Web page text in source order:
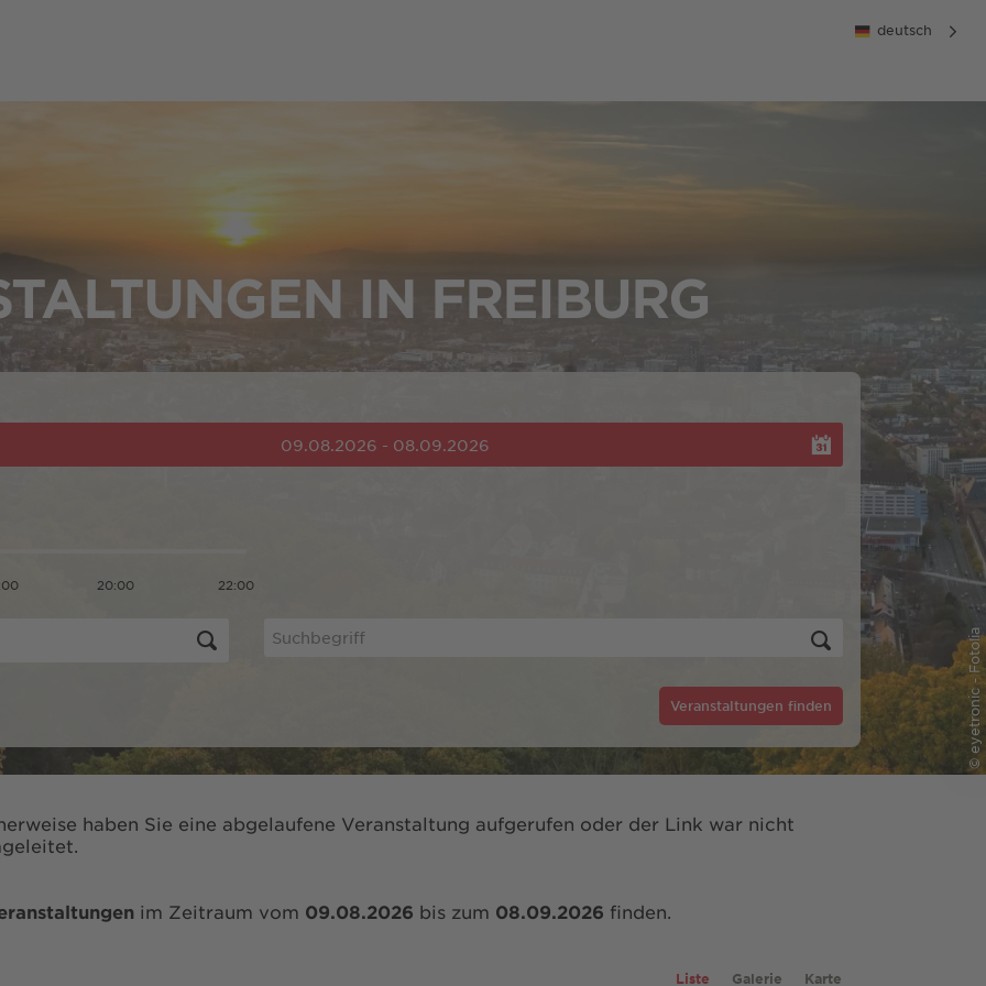
deutsch
© eyetronic - Fotolia
IN FREIBURG
09.08.2026 - 08.09.2026
20:00 22:00
Veranstaltungen finden
haben Sie eine abgelaufene Veranstaltung aufgerufen oder der Link war nicht
im Zeitraum vom 09.08.2026 bis zum 08.09.2026 finden.
Liste Galerie Karte